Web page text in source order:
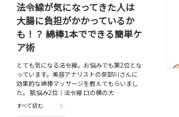
法令線が気になってきた人は
大腸に負担がかかっているか
も！？ 綿棒1本でできる簡単ケ
ア術
とても気になる法令線。お悩みでも第2位とな
っています。美容アナリストの奈部川さんに
効果的な綿棒マッサージを教えてもらいまし
た。 肌悩み2位｜法令線 口の横の大…
すべて読む